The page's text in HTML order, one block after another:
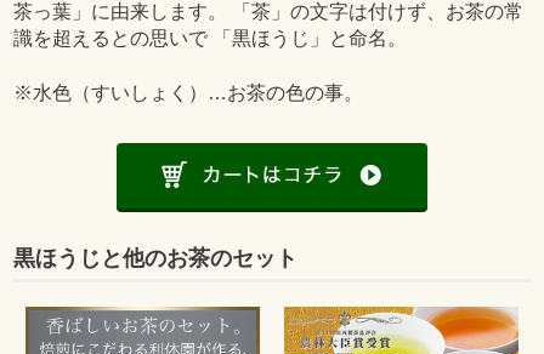
茶っ葉」に由来します。 「茶」の文字は付けず、お茶の常
識を超えるとの思いで 「黒ほうじ」と命名。
※水色（すいしょく）…お茶の色の事。
黒ほうじと他のお茶のセット